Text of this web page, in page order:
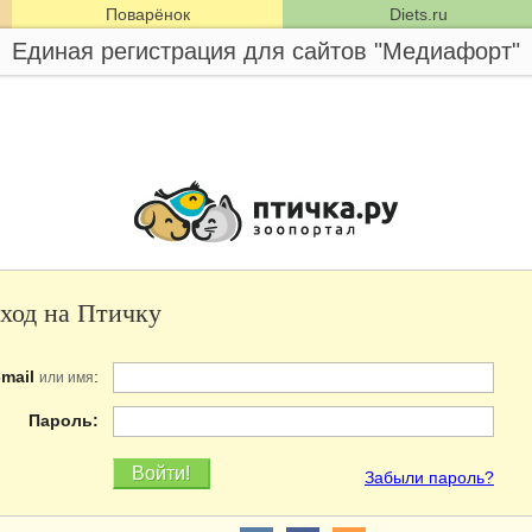
Поварёнок Diets.ru
Единая регистрация для сайтов "Медиафорт"
на Птичку
или имя:
Пароль:
Забыли пароль?